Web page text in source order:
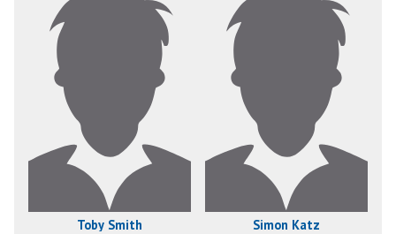
Toby Smith Simon Katz